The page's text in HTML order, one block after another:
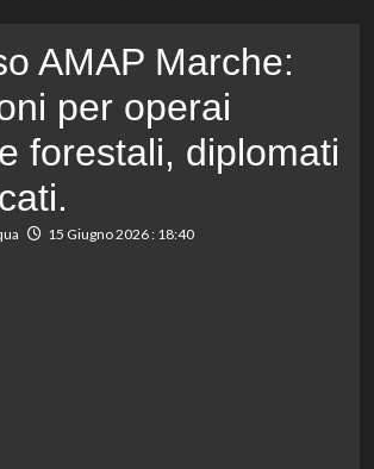
AMAP Marche:
per operai
forestali, diplomati
15 Giugno 2026 : 18:40